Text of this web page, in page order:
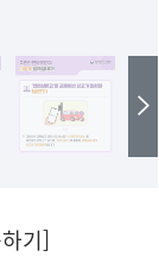
기]